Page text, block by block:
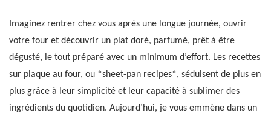
Imaginez rentrer chez vous après une longue journée, ouvrir
votre four et découvrir un plat doré, parfumé, prêt à être
dégusté, le tout préparé avec un minimum d’effort. Les recettes
sur plaque au four, ou *sheet-pan recipes*, séduisent de plus en
plus grâce à leur simplicité et leur capacité à sublimer des
ingrédients du quotidien. Aujourd’hui, je vous emmène dans un